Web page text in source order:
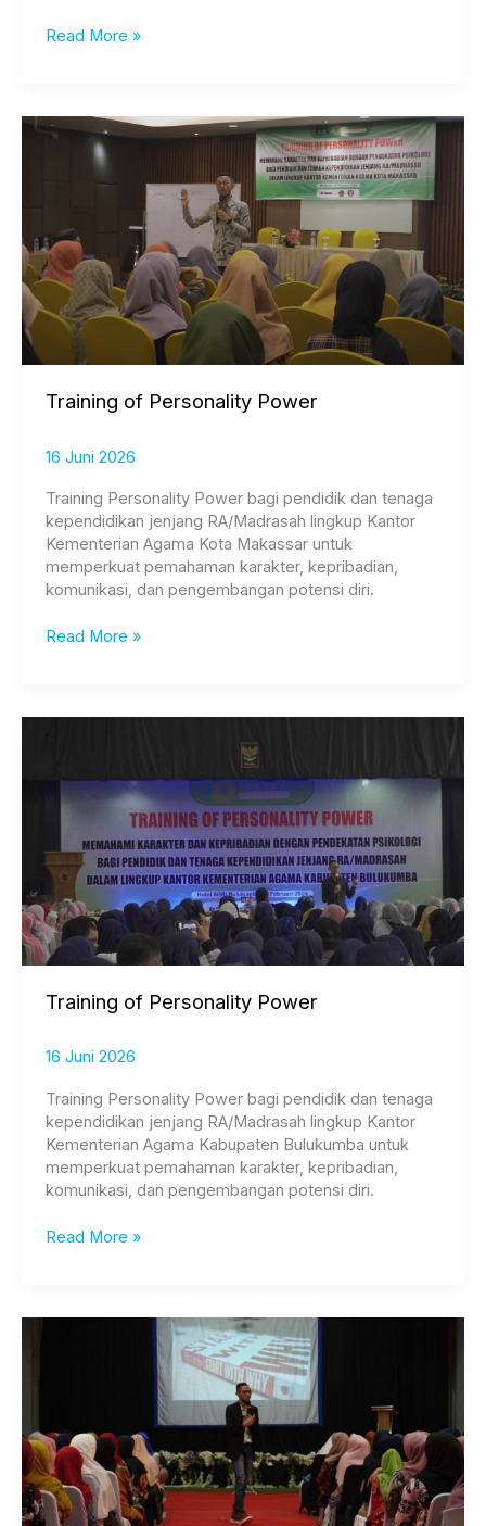
Read More »
Training of Personality Power
16 Juni 2026
Training Personality Power bagi pendidik dan tenaga
kependidikan jenjang RA/Madrasah lingkup Kantor
Kementerian Agama Kota Makassar untuk
memperkuat pemahaman karakter, kepribadian,
komunikasi, dan pengembangan potensi diri.
Training
Personality
Read More »
Training of Personality Power
16 Juni 2026
Training Personality Power bagi pendidik dan tenaga
kependidikan jenjang RA/Madrasah lingkup Kantor
Kementerian Agama Kabupaten Bulukumba untuk
memperkuat pemahaman karakter, kepribadian,
komunikasi, dan pengembangan potensi diri.
Power
Read More »